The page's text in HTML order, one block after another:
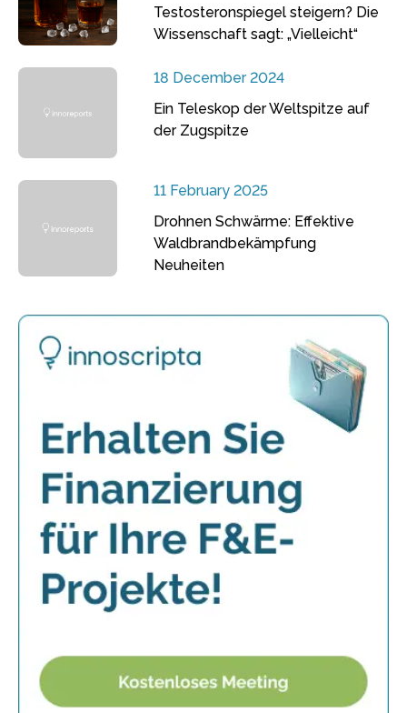
Testosteronspiegel steigern? Die
Wissenschaft sagt: „Vielleicht“
18 December 2024
Ein Teleskop der Weltspitze auf
der Zugspitze
11 February 2025
Drohnen Schwärme: Effektive
Waldbrandbekämpfung
Neuheiten